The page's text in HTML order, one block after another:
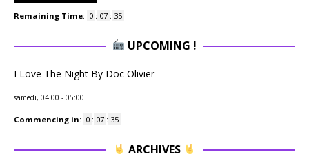
Remaining Time: 0 : 07 : 34
UPCOMING !
I Love The Night By Doc Olivier
samedi, 04:00 - 05:00
Commencing in: 0 : 07 : 34
ARCHIVES